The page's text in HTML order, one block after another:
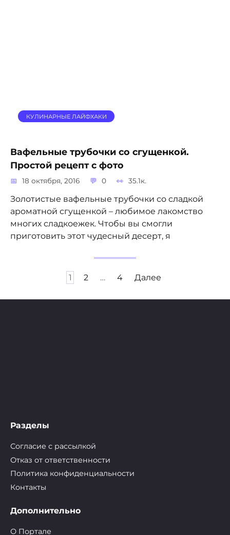
КУЛИНАРНЫЕ ЛАЙФХАКИ
Вафельные трубочки со сгущенкой.
Простой рецепт с фото
18 октября, 2016 0 35.1к.
Золотистые вафельные трубочки со сладкой
ароматной сгущенкой – любимое лакомство
многих сладкоежек. Чтобы вы смогли
приготовить этот чудесный десерт, я
1 2 … 4 Далее
Разделы
Согласие с рассылкой
Отказ от ответственности
Политика конфиденциальности
Контакты
Дополнительно
О Портале